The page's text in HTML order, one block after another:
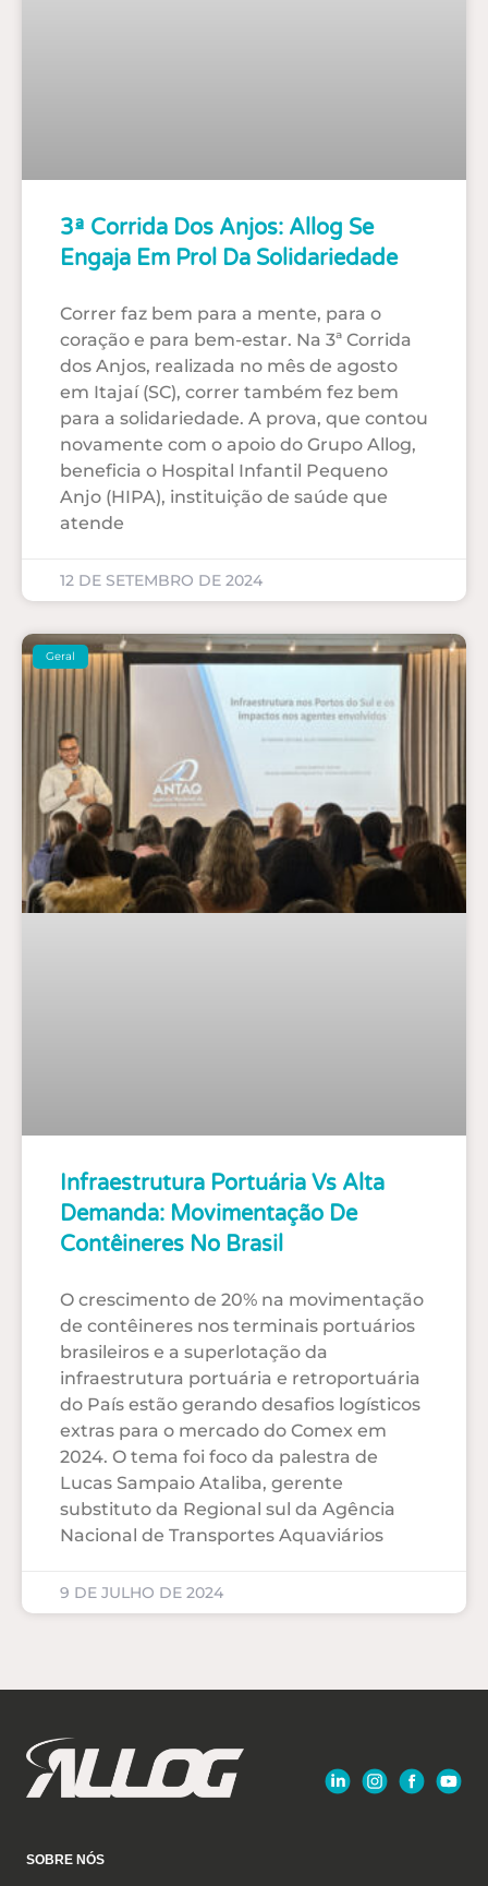
3ª Corrida Dos Anjos: Allog Se
Engaja Em Prol Da Solidariedade
Correr faz bem para a mente, para o
coração e para bem-estar. Na 3ª Corrida
dos Anjos, realizada no mês de agosto
em Itajaí (SC), correr também fez bem
para a solidariedade. A prova, que contou
novamente com o apoio do Grupo Allog,
beneficia o Hospital Infantil Pequeno
Anjo (HIPA), instituição de saúde que
atende
12 DE SETEMBRO DE 2024
Geral
Infraestrutura Portuária Vs Alta
Demanda: Movimentação De
Contêineres No Brasil
O crescimento de 20% na movimentação
de contêineres nos terminais portuários
brasileiros e a superlotação da
infraestrutura portuária e retroportuária
do País estão gerando desafios logísticos
extras para o mercado do Comex em
2024. O tema foi foco da palestra de
Lucas Sampaio Ataliba, gerente
substituto da Regional sul da Agência
Nacional de Transportes Aquaviários
9 DE JULHO DE 2024
SOBRE NÓS